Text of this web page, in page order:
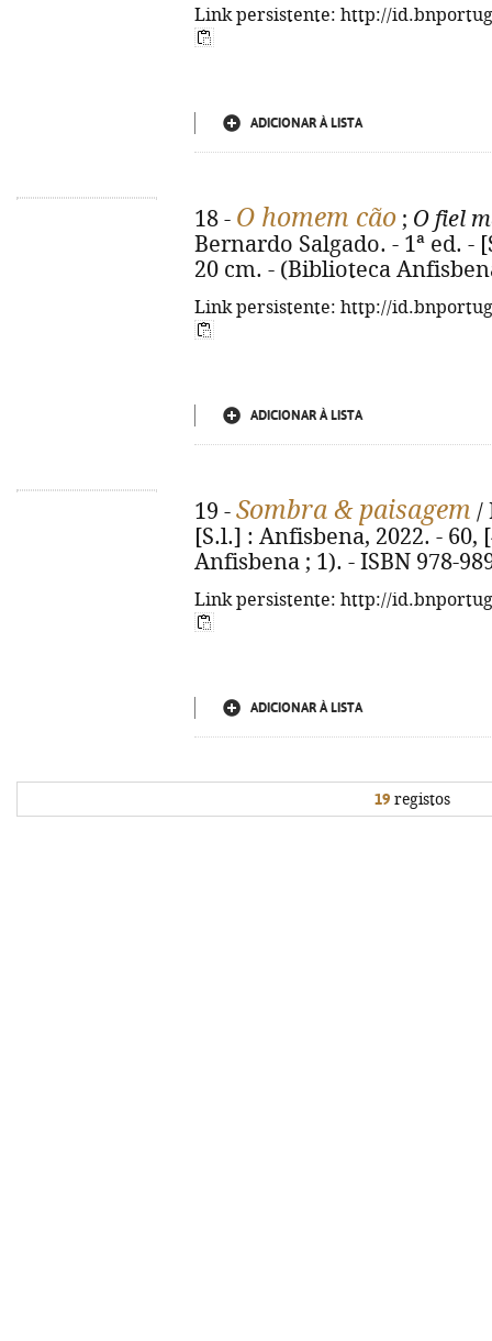
Link persistente: http://
ADICIONAR À LISTA
18 - O homem cão ; O fiel
Bernardo Salgado. - 1ª ed. -
20 cm. - (Biblioteca
Link persistente: http://
ADICIONAR À LISTA
19 - Sombra & paisagem /
[S.l.] : Anfisbena, 2022. -
Anfisbena ; 1). - ISBN 978-
Link persistente: http://
ADICIONAR À LISTA
19registos